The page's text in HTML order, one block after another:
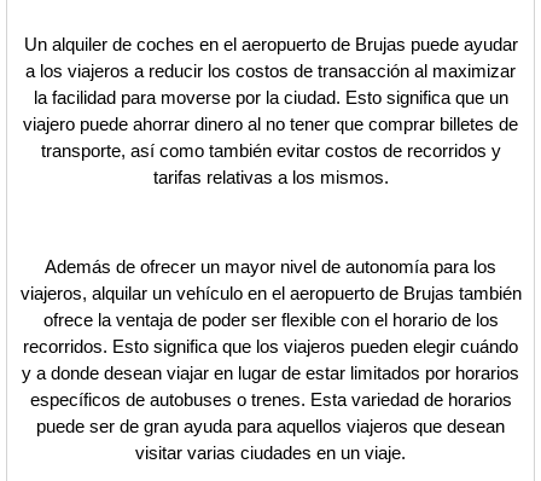
Un alquiler de coches en el aeropuerto de Brujas puede ayudar
a los viajeros a reducir los costos de transacción al maximizar
la facilidad para moverse por la ciudad. Esto significa que un
viajero puede ahorrar dinero al no tener que comprar billetes de
transporte, así como también evitar costos de recorridos y
tarifas relativas a los mismos.
Además de ofrecer un mayor nivel de autonomía para los
viajeros, alquilar un vehículo en el aeropuerto de Brujas también
ofrece la ventaja de poder ser flexible con el horario de los
recorridos. Esto significa que los viajeros pueden elegir cuándo
y a donde desean viajar en lugar de estar limitados por horarios
específicos de autobuses o trenes. Esta variedad de horarios
puede ser de gran ayuda para aquellos viajeros que desean
visitar varias ciudades en un viaje.